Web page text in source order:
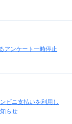
アンケート一時停止
ビニ支払いを利用し
らせ